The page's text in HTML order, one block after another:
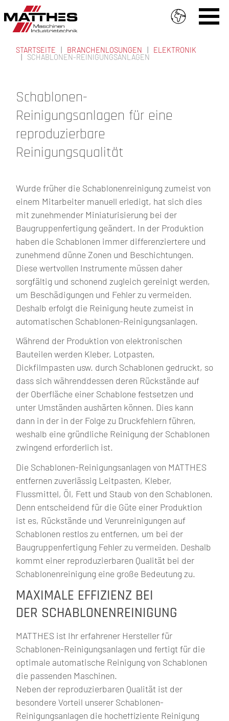
Direkt zum Inhalt
SIE SIND HIER
STARTSEITE BRANCHENLÖSUNGEN
ELEKTRONIK
SCHABLONEN-REINIGUNGSANLAGEN
Schablonen-
Reinigungsanlagen für eine
reproduzierbare
Reinigungsqualität
Wurde früher die Schablonenreinigung zumeist von
einem Mitarbeiter manuell erledigt, hat sich dies
mit zunehmender Miniaturisierung bei der
Baugruppenfertigung geändert. In der Produktion
haben die Schablonen immer differenziertere und
zunehmend dünne Zonen und Beschichtungen.
Diese wertvollen Instrumente müssen daher
sorgfältig und schonend zugleich gereinigt werden,
um Beschädigungen und Fehler zu vermeiden.
Deshalb erfolgt die Reinigung heute zumeist in
automatischen Schablonen-Reinigungsanlagen.
Während der Produktion von elektronischen
Bauteilen werden Kleber, Lotpasten,
Dickfilmpasten usw. durch Schablonen gedruckt, so
dass sich währenddessen deren Rückstände auf
der Oberfläche einer Schablone festsetzen und
unter Umständen aushärten können. Dies kann
dann in der in der Folge zu Druckfehlern führen,
weshalb eine gründliche Reinigung der Schablonen
zwingend erforderlich ist.
Die Schablonen-Reinigungsanlagen von MATTHES
entfernen zuverlässig Leitpasten, Kleber,
Flussmittel, Öl, Fett und Staub von den Schablonen.
Denn entscheidend für die Güte einer Produktion
ist es, Rückstände und Verunreinigungen auf
Schablonen restlos zu entfernen, um bei der
Baugruppenfertigung Fehler zu vermeiden. Deshalb
kommt einer reproduzierbaren Qualität bei der
Schablonenreinigung eine große Bedeutung zu.
MAXIMALE EFFIZIENZ BEI
DER SCHABLONENREINIGUNG
MATTHES ist Ihr erfahrener Hersteller für
Schablonen-Reinigungsanlagen und fertigt für die
optimale automatische Reinigung von Schablonen
die passenden Maschinen.
Neben der reproduzierbaren Qualität ist der
besondere Vorteil unserer Schablonen-
Reinigungsanlagen die hocheffiziente Reinigung